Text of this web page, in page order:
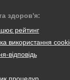
здоров'я:
рейтинг
використання
відповідь
процедур